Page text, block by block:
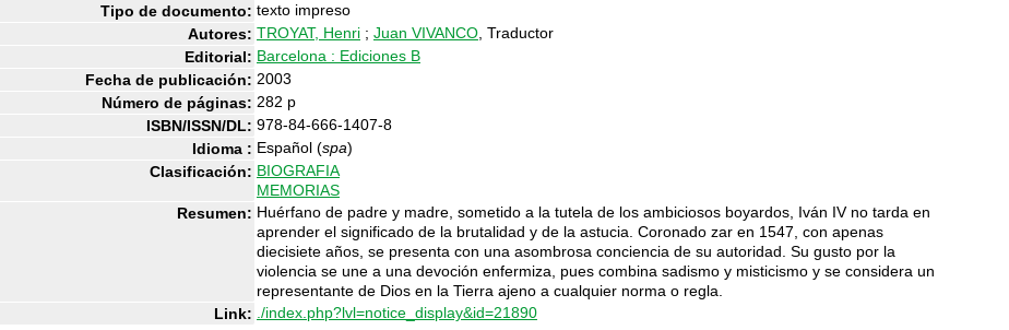
Tipo de documento: texto impreso
Autores: TROYAT, Henri ; Juan VIVANCO , Traductor
Editorial: Barcelona : Ediciones B
Fecha de publicación: 2003
Número de páginas: 282 p
ISBN/ISSN/DL: 978-84-666-1407-8
Idioma : Español (spa)
Clasificación: BIOGRAFIA
MEMORIAS
Resumen: Huérfano de padre y madre, sometido a la tutela de los ambiciosos boyardos, Iván IV no tarda en
aprender el significado de la brutalidad y de la astucia. Coronado zar en 1547, con apenas
diecisiete años, se presenta con una asombrosa conciencia de su autoridad. Su gusto por la
violencia se une a una devoción enfermiza, pues combina sadismo y misticismo y se considera un
representante de Dios en la Tierra ajeno a cualquier norma o regla.
Link: ./index.php?lvl=notice_display&id=21890